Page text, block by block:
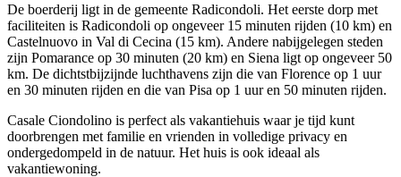
De boerderij ligt in de gemeente Radicondoli. Het eerste dorp met
faciliteiten is Radicondoli op ongeveer 15 minuten rijden (10 km) en
Castelnuovo in Val di Cecina (15 km). Andere nabijgelegen steden
zijn Pomarance op 30 minuten (20 km) en Siena ligt op ongeveer 50
km. De dichtstbijzijnde luchthavens zijn die van Florence op 1 uur
en 30 minuten rijden en die van Pisa op 1 uur en 50 minuten rijden.
Casale Ciondolino is perfect als vakantiehuis waar je tijd kunt
doorbrengen met familie en vrienden in volledige privacy en
ondergedompeld in de natuur. Het huis is ook ideaal als
vakantiewoning.